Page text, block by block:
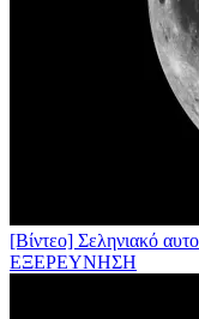
[Βίντεο] Σεληνιακό
ΕΞΕΡΕΥΝΗΣΗ